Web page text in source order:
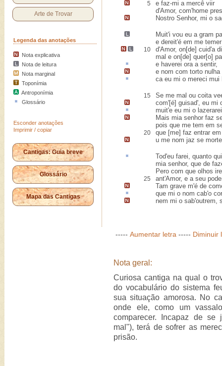
Arte de Trovar
Legenda das anotações
Nota explicativa
Nota de leitura
Nota marginal
Toponímia
Antroponímia
Glossário
Esconder anotações
Imprimir / copiar
Cantigas: Guia breve
Glossário
Mapa das Cantigas
5 e faz-mi a mercê viir
d'Amor, com'home
Nostro Senhor, mi o
Muit'i vou eu a gram
e dereit'é em me temer
10 d'Amor, on[de] cuid'a
mal e on[de] quer[o]
e haverei ora a sentir,
e nom com torto nulha
caeu mi o mereci mui
15
Se me mal ou coita
com'[é] guisad', eu mi
muit'e eu mi o lazerarei
Mais mia senhor faz
pois que me tem em
20
que [me] faz entrar
u me nom jaz se
Tod'eu farei, quanto
mia senhor, que de
Pero com que olhos
25
ant'Amor, e a seu
Tam grave m'é de
que mi o nom cab'o
nem mi o sab'outrem,
----- Aumentar letra ----- Diminuir
Nota geral:
Curiosa cantiga na qual o
do vocabulário do sistema
sua situação amorosa. No
onde ele, como um
comparecer. Incapaz de se
mal"), terá de sofrer as
prisão.